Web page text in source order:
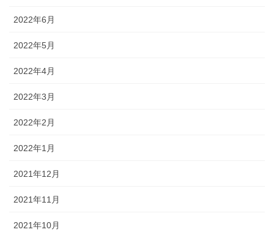
2022年6月
2022年5月
2022年4月
2022年3月
2022年2月
2022年1月
2021年12月
2021年11月
2021年10月